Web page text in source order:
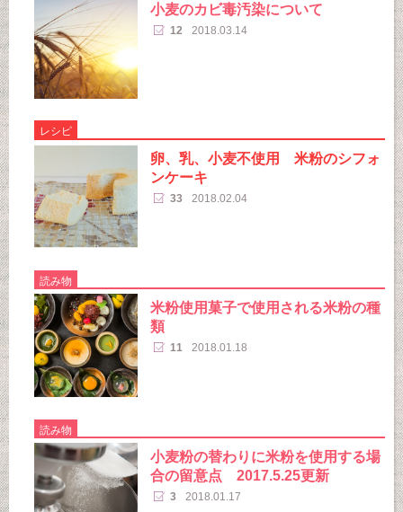
小麦のカビ毒汚染について
12 2018.03.14
レシピ
卵、乳、小麦不使用 米粉のシフォ
ンケーキ
33 2018.02.04
読み物
米粉使用菓子で使用される米粉の種
類
11 2018.01.18
読み物
小麦粉の替わりに米粉を使用する場
合の留意点 2017.5.25更新
3 2018.01.17